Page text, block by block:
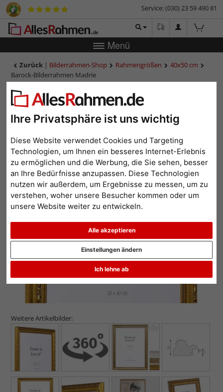
Ihre Privatsphäre ist uns wichtig
Diese Website verwendet Cookies und Targeting
Technologien, um Ihnen ein besseres Internet-Erlebnis
zu ermöglichen und die Werbung, die Sie sehen, besser
an Ihre Bedürfnisse anzupassen. Diese Technologien
nutzen wir außerdem, um Ergebnisse zu messen, um zu
verstehen, woher unsere Besucher kommen oder um
unsere Website weiter zu entwickeln.
Alle akzeptieren
Ich lehne ab
Einstellungen ändern
Service: (030) 23 59 490 81
Menü
Zurück | Bilderrahmen-Shop Rahmengrößen
40x50 cm
Barock-Bilderrahmen Madrie
Barock-Bilderrahmen Madrie
Zurück
Weitere Artikelbilder: